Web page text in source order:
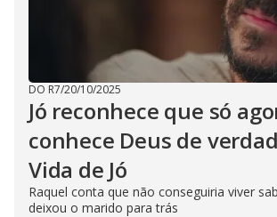
DO R7/20/10/2025
Jó reconhece que só
conhece Deus de
Vida de Jó
Raquel conta que não conseguiria viver
deixou o marido para trás